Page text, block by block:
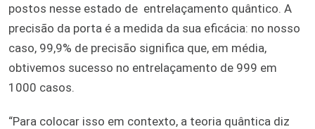
postos nesse estado de entrelaçamento quântico. A
precisão da porta é a medida da sua eficácia: no nosso
caso, 99,9% de precisão significa que, em média,
obtivemos sucesso no entrelaçamento de 999 em
1000 casos.
“Para colocar isso em contexto, a teoria quântica diz